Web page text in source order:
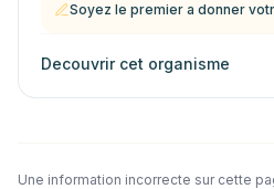
Soyez le premier a donner
Decouvrir cet organisme
Une information incorrecte sur cette